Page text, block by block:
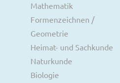
Mathematik
Formenzeichnen /
Geometrie
Heimat- und Sachkunde
Naturkunde
Biologie